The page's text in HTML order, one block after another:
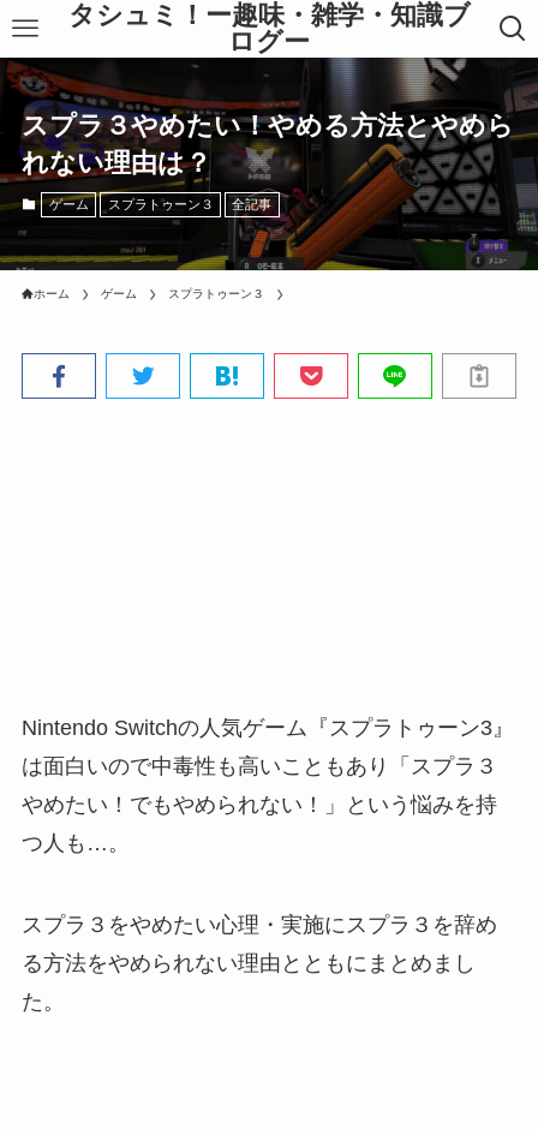
タシュミ！ー趣味・雑学・知識ブ
ログー
スプラ３やめたい！やめる方法とやめら
れない理由は？
ゲーム スプラトゥーン３ 全記事
ホーム ゲーム スプラトゥーン３
Nintendo Switchの人気ゲーム『スプラトゥーン3』
は面白いので中毒性も高いこともあり「スプラ３
やめたい！でもやめられない！」という悩みを持
つ人も…。
スプラ３をやめたい心理・実施にスプラ３を辞め
る方法をやめられない理由とともにまとめまし
た。